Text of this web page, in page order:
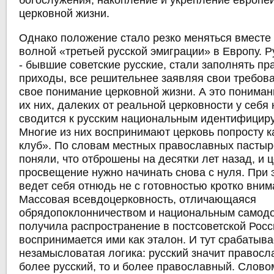
церковной жизни.
Однако положение стало резко меняться
волной «третьей русской эмиграции» в Европу.
- бывшие советские русские, стали заполнять
приходы, все решительнее заявляя свои
свое понимание церковной жизни. А это
их них, далеких от реальной церковности у себя
сводится к русским национальным
Многие из них воспринимают церковь попросту
клуб». По словам местных православных
поняли, что отброшены на десятки лет назад, и
просвещение нужно начинать снова с нуля. При
ведет себя отнюдь не с готовностью кротко
Массовая всевдоцерковность, отличающаяся
обрядопоклонничеством и национальным
получила распространение в постсоветской
воспринимается ими как эталон. И тут
незамысловатая логика: русский значит
более русский, то и более православный.